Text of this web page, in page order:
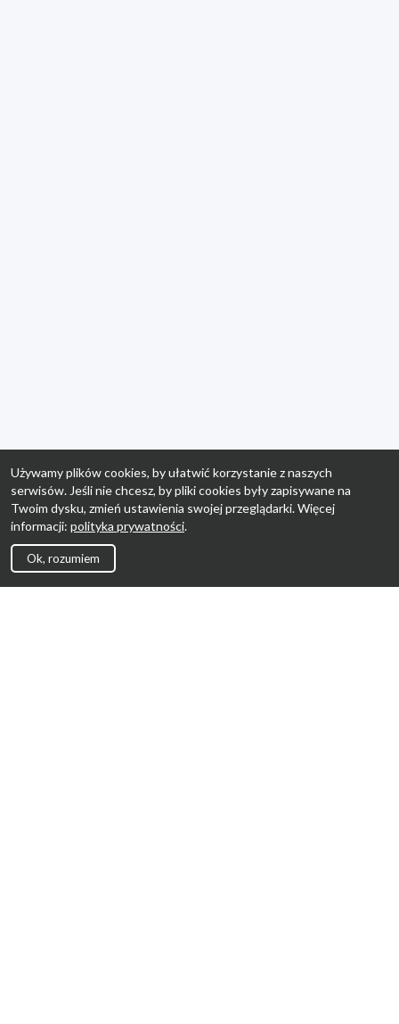
Używamy plików cookies, by ułatwić korzystanie z naszych
serwisów. Jeśli nie chcesz, by pliki cookies były zapisywane na
Twoim dysku, zmień ustawienia swojej przeglądarki. Więcej
informacji: polityka prywatności.
Ok, rozumiem